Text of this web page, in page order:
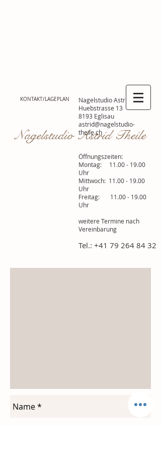
Nagelstudio Astrid Theile
KONTAKT/LAGEPLAN
Nagelstudio Astrid Theile
Huebstrasse 13
8193 Eglisau
astrid@nagelstudio-
theile.ch
Öffnungszeiten:
Montag: 11.00 - 19.00
Uhr
Mittwoch: 11.00 - 19.00
Uhr
Freitag: 11.00 - 19.00
Uhr
weitere Termine nach
Vereinbarung
Tel.: +41 79 264 84 32